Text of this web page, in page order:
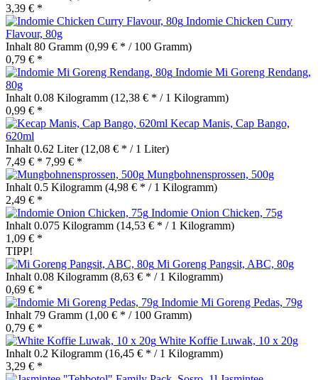
3,39 € *
Indomie Chicken Curry
Flavour, 80g
Inhalt 80 Gramm (0,99 € * / 100 Gramm)
0,79 € *
Indomie Mi Goreng Rendang,
80g
Inhalt 0.08 Kilogramm (12,38 € * / 1 Kilogramm)
0,99 € *
Kecap Manis, Cap Bango,
620ml
Inhalt 0.62 Liter(12,08 € * / 1 Liter)
7,49 € * 7,99 € *
Mungbohnensprossen, 500g
Inhalt 0.5 Kilogramm (4,98 € * / 1 Kilogramm)
2,49 € *
Indomie Onion Chicken, 75g
Inhalt 0.075 Kilogramm (14,53 € * / 1 Kilogramm)
1,09 € *
TIPP!
Mi Goreng Pangsit, ABC, 80g
Inhalt 0.08 Kilogramm (8,63 € * / 1 Kilogramm)
0,69 € *
Indomie Mi Goreng Pedas, 79g
Inhalt 79 Gramm (1,00 € * / 100 Gramm)
0,79 € *
White Koffie Luwak, 10 x 20g
Inhalt 0.2 Kilogramm (16,45 € * / 1 Kilogramm)
3,29 € *